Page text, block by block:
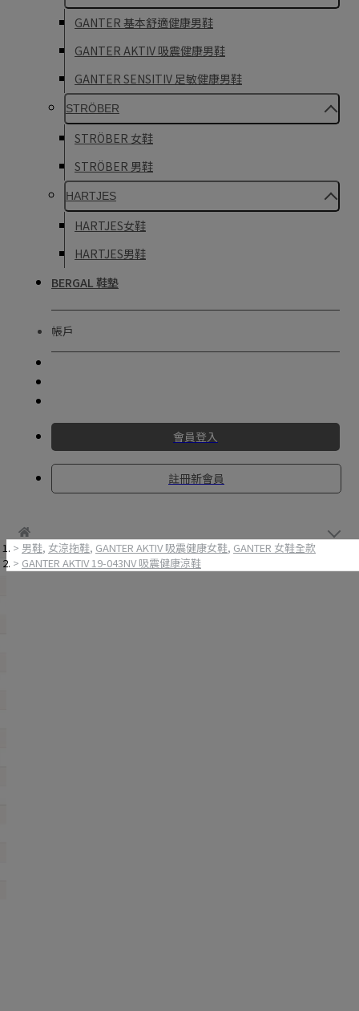
GANTER 基本舒適健康男鞋
GANTER AKTIV 吸震健康男鞋
GANTER SENSITIV 足敏健康男鞋
STRÖBER
STRÖBER 女鞋
STRÖBER 男鞋
HARTJES
HARTJES女鞋
HARTJES男鞋
BERGAL 鞋墊
帳戶
會員登入
註冊新會員
男鞋, 女涼拖鞋, GANTER AKTIV 吸震健康女鞋, GANTER 女鞋全款
GANTER AKTIV 19-043NV 吸震健康涼鞋